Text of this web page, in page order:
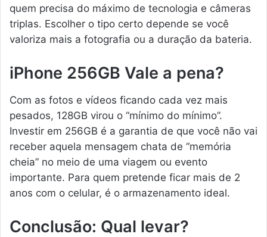
quem precisa do máximo de tecnologia e câmeras
triplas. Escolher o tipo certo depende se você
valoriza mais a fotografia ou a duração da bateria.
iPhone 256GB Vale a pena?
Com as fotos e vídeos ficando cada vez mais
pesados, 128GB virou o “mínimo do mínimo”.
Investir em 256GB é a garantia de que você não vai
receber aquela mensagem chata de “memória
cheia” no meio de uma viagem ou evento
importante. Para quem pretende ficar mais de 2
anos com o celular, é o armazenamento ideal.
Conclusão: Qual levar?